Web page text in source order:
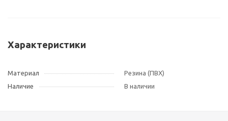
Характеристики
Материал
Резина (ПВХ)
Наличие
В наличии